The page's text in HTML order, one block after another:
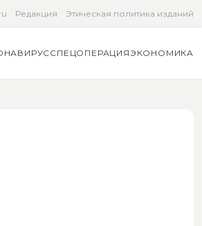
Редакция Этическая политика изданий
СПЕЦОПЕРАЦИЯЭКОНОМИКА